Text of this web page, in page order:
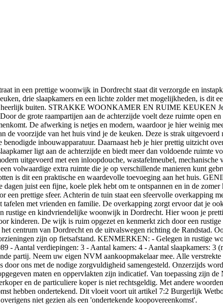
een prettige woonwijk in Dordrecht staat dit verzorgde en
drie slaapkamers en een lichte zolder met mogelijkheden, is dit
heerlijk buiten. STRAKKE WOONKAMER EN RUIME KEUKEN
de grote raampartijen aan de achterzijde voelt deze ruimte open
De afwerking is netjes en modern, waardoor je hier weinig
voorzijde van het huis vind je de keuken. Deze is strak
inbouwapparatuur. Daarnaast heb je hier prettig uitzicht
ligt aan de achterzijde en biedt meer dan voldoende ruimte
uitgevoerd met een inloopdouche, wastafelmeubel,
volwaardige extra ruimte die je op verschillende manieren kunt
is dit een praktische en waardevolle toevoeging aan het huis.
juist een fijne, koele plek hebt om te ontspannen en in de
prettige sfeer. Achterin de tuin staat een sfeervolle overkapping
met vrienden en familie. De overkapping zorgt ervoor dat je
en kindvriendelijke woonwijk in Dordrecht. Hier woon je
kinderen. De wijk is ruim opgezet en kenmerkt zich door een
centrum van Dordrecht en de uitvalswegen richting de Randstad.
zijn op fietsafstand. KENMERKEN: - Gelegen in rustige
- Aantal verdiepingen: 3 - Aantal kamers: 4 - Aantal slaapkamers:
partij. Neem uw eigen NVM aankoopmakelaar mee. Alle
ons met de nodige zorgvuldigheid samengesteld. Onzerzijds
maten en oppervlakten zijn indicatief. Van toepassing zijn
en de particuliere koper is niet rechtsgeldig. Met andere
hebben ondertekend. Dit vloeit voort uit artikel 7:2 Burgerlijk
niet gezien als een 'ondertekende koopovereenkomst'.